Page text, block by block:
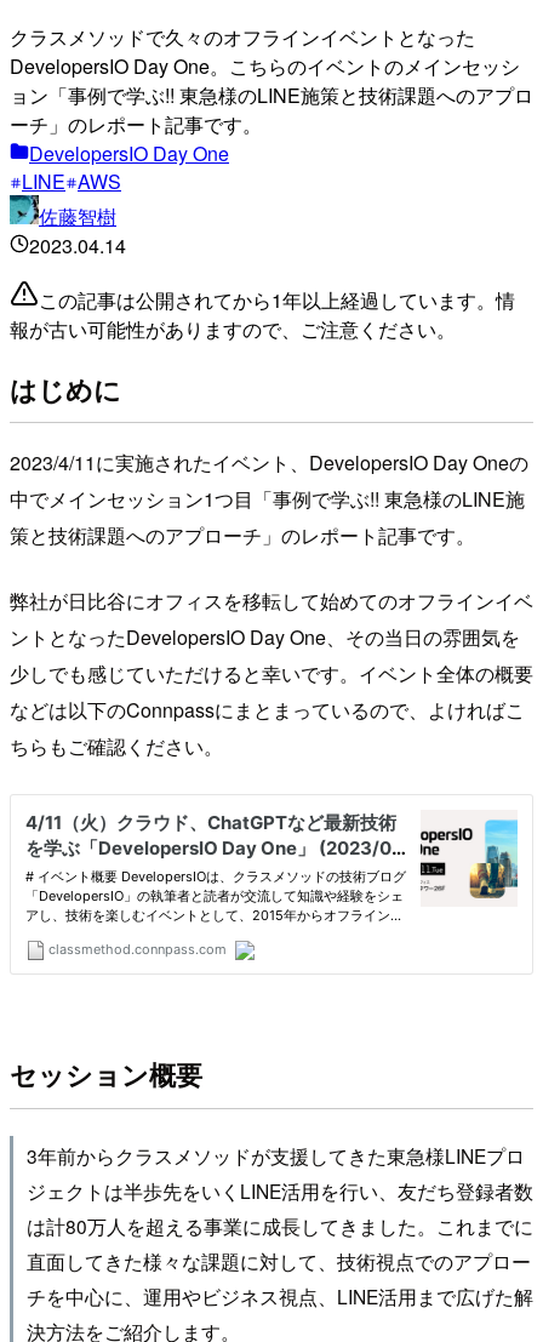
クラスメソッドで久々のオフラインイベントとなった
DevelopersIO Day One。こちらのイベントのメインセッシ
ョン「事例で学ぶ!! 東急様のLINE施策と技術課題へのアプロ
ーチ」のレポート記事です。
DevelopersIO Day One
LINE AWS
佐藤智樹
2023.04.14
この記事は公開されてから1年以上経過しています。情
報が古い可能性がありますので、ご注意ください。
はじめに
2023/4/11に実施されたイベント、DevelopersIO Day Oneの
中でメインセッション1つ目「事例で学ぶ!! 東急様のLINE施
策と技術課題へのアプローチ」のレポート記事です。
弊社が日比谷にオフィスを移転して始めてのオフラインイベ
ントとなったDevelopersIO Day One、その当日の雰囲気を
少しでも感じていただけると幸いです。イベント全体の概要
などは以下のConnpassにまとまっているので、よければこ
ちらもご確認ください。
セッション概要
3年前からクラスメソッドが支援してきた東急様LINEプロ
ジェクトは半歩先をいくLINE活用を行い、友だち登録者数
は計80万人を超える事業に成長してきました。これまでに
直面してきた様々な課題に対して、技術視点でのアプロー
チを中心に、運用やビジネス視点、LINE活用まで広げた解
決方法をご紹介します。